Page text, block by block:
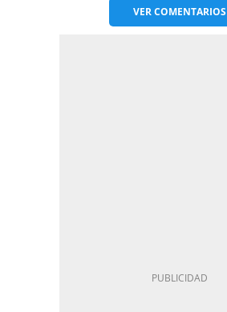
VERCOMENTARIOS